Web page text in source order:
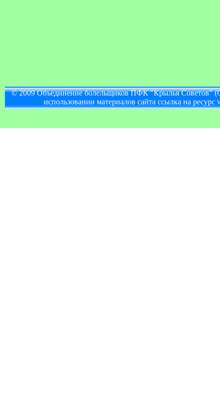
© 2009 Объединение болельщиков ПФК "Крылья
использовании материалов сайта ссылка на ресурс